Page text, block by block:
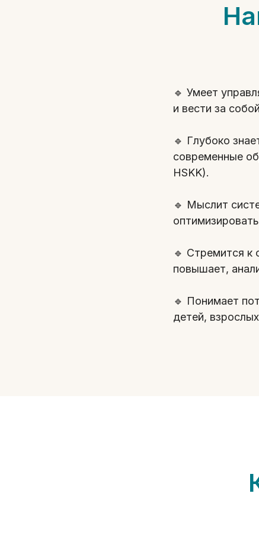
🔹 Умеет
и вести за
🔹 Глубоко
современные
HSKK).
🔹 Мыслит
🔹 Стремится к
повышает,
🔹 Понимает
детей,